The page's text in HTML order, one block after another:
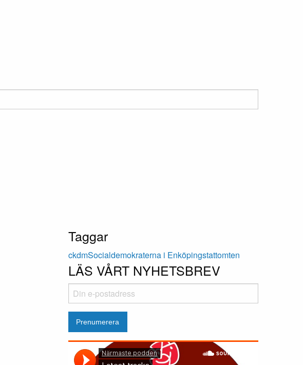
Taggar
ckdmSocialdemokraterna i Enköpingstattomten
LÄS VÅRT NYHETSBREV